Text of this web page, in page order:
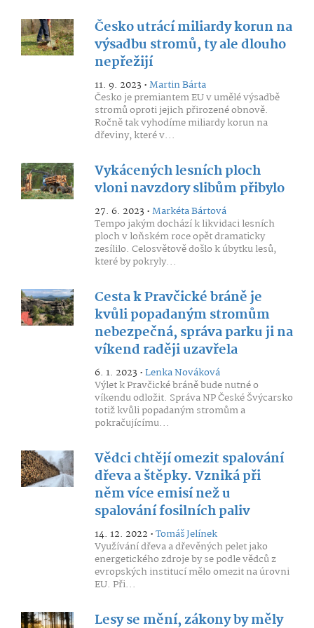
Česko utrácí miliardy korun na
výsadbu stromů, ty ale dlouho
nepřežijí
11. 9. 2023 •Martin Bárta
Česko je premiantem EU v umělé výsadbě
stromů oproti jejich přirozené obnově.
Ročně tak vyhodíme miliardy korun na
dřeviny, které v...
Vykácených lesních ploch
vloni navzdory slibům přibylo
27. 6. 2023 •Markéta Bártová
Tempo jakým dochází k likvidaci lesních
ploch v loňském roce opět dramaticky
zesílilo. Celosvětově došlo k úbytku lesů,
které by pokryly...
Cesta k Pravčické bráně je
kvůli popadaným stromům
nebezpečná, správa parku ji na
víkend raději uzavřela
6. 1. 2023 •Lenka Nováková
Výlet k Pravčické bráně bude nutné o
víkendu odložit. Správa NP České Švýcarsko
totiž kvůli popadaným stromům a
pokračujícímu...
Vědci chtějí omezit spalování
dřeva a štěpky. Vzniká při
něm více emisí než u
spalování fosilních paliv
14. 12. 2022 •Tomáš Jelínek
Využívání dřeva a dřevěných pelet jako
energetického zdroje by se podle vědců z
evropských institucí mělo omezit na úrovni
EU. Při...
Lesy se mění, zákony by měly